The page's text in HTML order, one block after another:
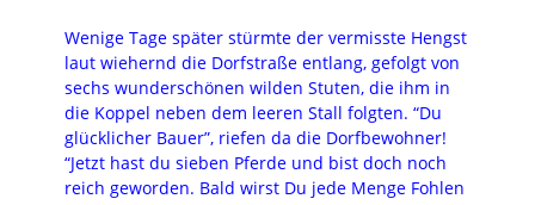
Wenige Tage später stürmte der vermisste Hengst
laut wiehernd die Dorfstraße entlang, gefolgt von
sechs wunderschönen wilden Stuten, die ihm in
die Koppel neben dem leeren Stall folgten. “Du
glücklicher Bauer”, riefen da die Dorfbewohner!
“Jetzt hast du sieben Pferde und bist doch noch
reich geworden. Bald wirst Du jede Menge Fohlen